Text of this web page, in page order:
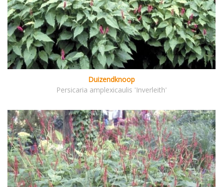
Duizendknoop
Persicaria amplexicaulis 'Inverleith'